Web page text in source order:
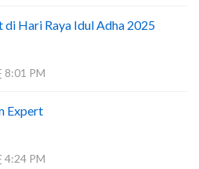
di Hari Raya Idul Adha 2025
8:01 PM
Expert
4:24 PM